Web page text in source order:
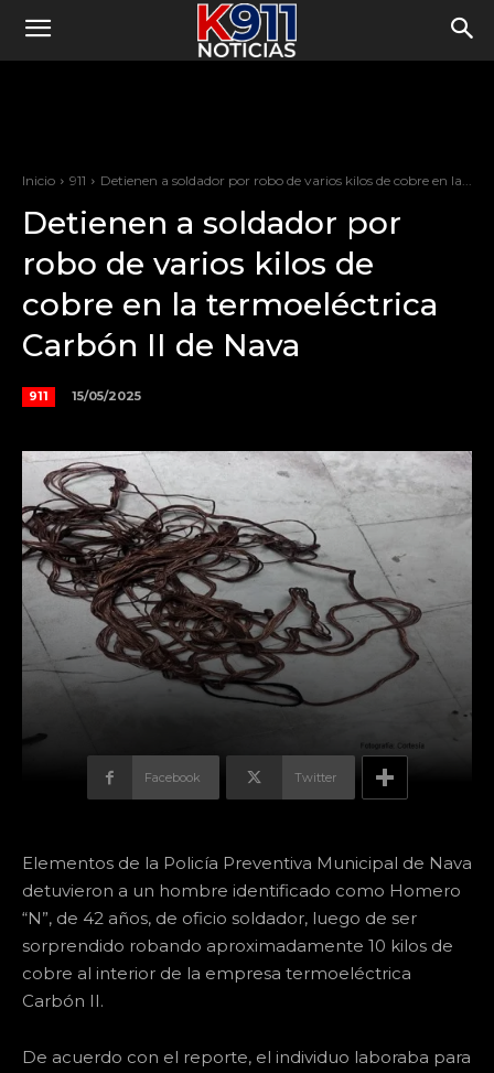
Inicio 911 Detienen a soldador por robo de varios kilos de cobre en la...
Detienen a soldador por
robo de varios kilos de
cobre en la termoeléctrica
Carbón II de Nava
911 15/05/2025
Facebook Twitter
Elementos de la Policía Preventiva Municipal de Nava
detuvieron a un hombre identificado como Homero
“N”, de 42 años, de oficio soldador, luego de ser
sorprendido robando aproximadamente 10 kilos de
cobre al interior de la empresa termoeléctrica
Carbón II.
De acuerdo con el reporte, el individuo laboraba para